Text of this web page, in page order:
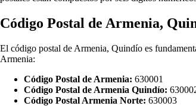
Código Postal de Armenia,
El código postal de Armenia, Quindío es
Armenia:
Código Postal de Armenia: 630001
Código Postal de Armenia Quindío:
Código Postal Armenia Norte: 630003